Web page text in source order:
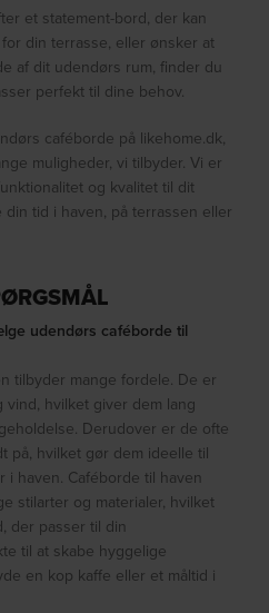
et statement-bord, der kan
din terrasse, eller ønsker at
af dit udendørs rum, finder du
perfekt til dine behov.
caféborde på likehome.dk,
muligheder, vi tilbyder. Vi er
og kvalitet til dit
tid i haven, på terrassen eller
udendørs caféborde til
tilbyder mange fordele. De er
hvilket giver dem lang
Derudover er de ofte
på, hvilket gør dem ideelle til
haven. Caféborde til haven
stilarter og materialer, hvilket
der passer til din
til at skabe hyggelige
en kop kaffe eller et måltid i